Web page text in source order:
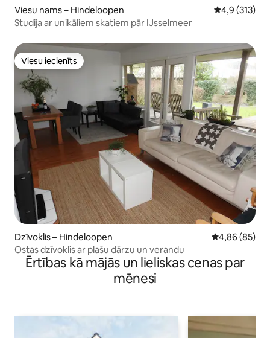
Viesu nams – Hindeloopen Vidējais
4,9 (313)
Studija ar unikāliem skatiem pār IJsselmeer
Viesu iecienīts
Viesu iecienīts
Dzīvoklis – Hindeloopen Vidējais
4,86 (85)
Ostas dzīvoklis ar plašu dārzu un verandu
Ērtības kā mājās un lieliskas cenas par
mēnesi